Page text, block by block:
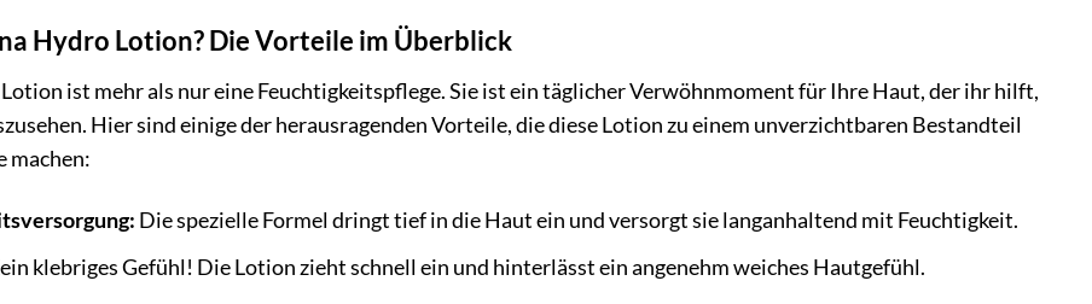
Hydro Lotion? Die Vorteile im Überblick
ist mehr als nur eine Feuchtigkeitspflege. Sie ist ein täglicher Verwöhnmoment für Ihre Haut, der ihr hilft,
Hier sind einige der herausragenden Vorteile, die diese Lotion zu einem unverzichtbaren Bestandteil
machen:
Die spezielle Formel dringt tief in die Haut ein und versorgt sie langanhaltend mit Feuchtigkeit.
klebriges Gefühl! Die Lotion zieht schnell ein und hinterlässt ein angenehm weiches Hautgefühl.